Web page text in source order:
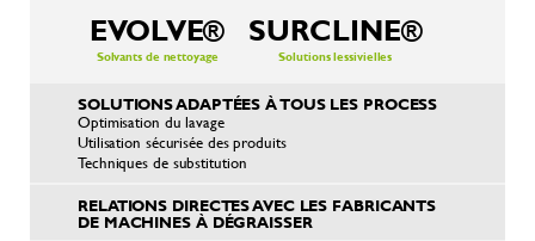
EVOLVE®
Solvants de nettoyage
SURCLINE®
Solutions lessivielles
SOLUTIONS ADAPTÉES À TOUS LES PROCESS
Optimisation du lavage
Utilisation sécurisée des produits
Techniques de substitution
RELATIONS DIRECTES AVEC LES FABRICANTS
DE MACHINES À DÉGRAISSER